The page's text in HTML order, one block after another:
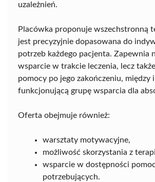
uzależnień.
Placówka proponuje wszechstronną
jest precyzyjnie dopasowana do
potrzeb każdego pacjenta. Zapewnia
wsparcie w trakcie leczenia, lecz
pomocy po jego zakończeniu, między
funkcjonującą grupę wsparcia dla
Oferta obejmuje również:
warsztaty motywacyjne,
możliwość skorzystania z
wsparcie w dostępności
potrzebujących.